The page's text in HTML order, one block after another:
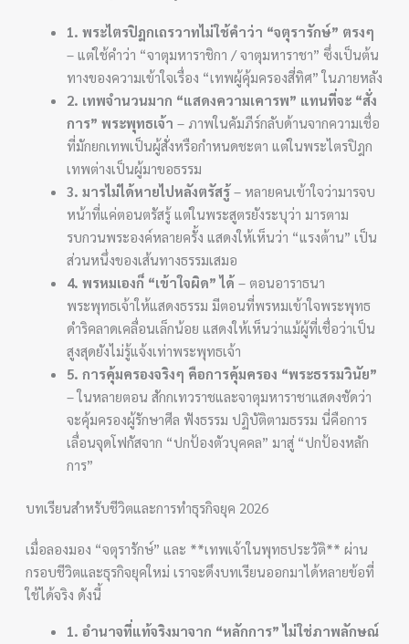
1. พระไตรปิฎกเถรวาทไม่ใช้คำว่า “จตุรารักษ์” ตรงๆ
– แต่ใช้คำว่า “จาตุมหาราชิกา / จาตุมหาราชา” ซึ่งเป็นต้น
ทางของความเข้าใจเรื่อง “เทพผู้คุ้มครองสี่ทิศ” ในภายหลัง
2. เทพจำนวนมาก “แสดงความเคารพ” แทนที่จะ “สั่ง
การ” พระพุทธเจ้า – ภาพในคัมภีร์กลับด้านจากความเชื่อ
ที่มักยกเทพเป็นผู้สั่งหรือกำหนดชะตา แต่ในพระไตรปิฎก
เทพต่างเป็นผู้มาขอธรรม
3. มารไม่ได้หายไปหลังตรัสรู้– หลายคนเข้าใจว่ามารจบ
หน้าที่แค่ตอนตรัสรู้ แต่ในพระสูตรยังระบุว่า มารตาม
รบกวนพระองค์หลายครั้ง แสดงให้เห็นว่า “แรงต้าน” เป็น
ส่วนหนึ่งของเส้นทางธรรมเสมอ
4. พรหมเองก็ “เข้าใจผิด” ได้ – ตอนอาราธนา
พระพุทธเจ้าให้แสดงธรรม มีตอนที่พรหมเข้าใจพระพุทธ
ดำริคลาดเคลื่อนเล็กน้อย แสดงให้เห็นว่าแม้ผู้ที่เชื่อว่าเป็น
สูงสุดยังไม่รู้แจ้งเท่าพระพุทธเจ้า
5. การคุ้มครองจริงๆ คือการคุ้มครอง “พระธรรมวินัย”
– ในหลายตอน สักกเทวราชและจาตุมหาราชาแสดงชัดว่า
จะคุ้มครองผู้รักษาศีล ฟังธรรม ปฏิบัติตามธรรม นี่คือการ
เลื่อนจุดโฟกัสจาก “ปกป้องตัวบุคคล” มาสู่ “ปกป้องหลัก
การ”
บทเรียนสำหรับชีวิตและการทำธุรกิจยุค 2026
เมื่อลองมอง “จตุรารักษ์” และ **เทพเจ้าในพุทธประวัติ** ผ่าน
กรอบชีวิตและธุรกิจยุคใหม่ เราจะดึงบทเรียนออกมาได้หลายข้อที่
ใช้ได้จริง ดังนี้
1. อำนาจที่แท้จริงมาจาก “หลักการ” ไม่ใช่ภาพลักษณ์